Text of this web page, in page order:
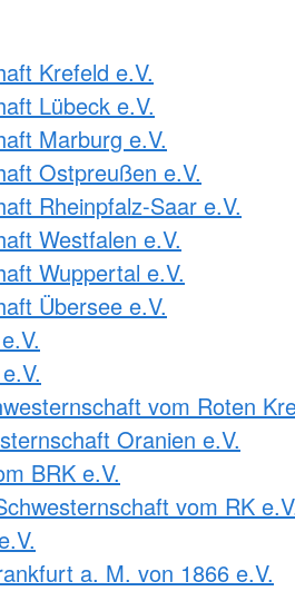
Krefeld e.V.
Lübeck e.V.
Marburg e.V.
Ostpreußen e.V.
Rheinpfalz-Saar e.V.
Westfalen e.V.
Wuppertal e.V.
Übersee e.V.
vom Roten
Oranien e.V.
BRK e.V.
vom RK
a. M. von 1866 e.V.